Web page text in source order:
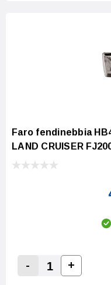
Faro fendinebbia
LAND CRUISER
Decrease Quantity:
-
Increase
+